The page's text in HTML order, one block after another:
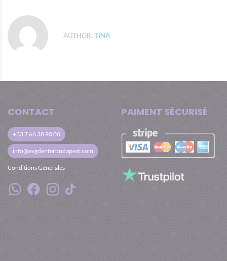
AUTHOR:TINA
CONTACT
+33 7 66 38 90 00
info@evgdenferbudapest.com
Conditions Générales
PAIMENT SÉCURISÉ